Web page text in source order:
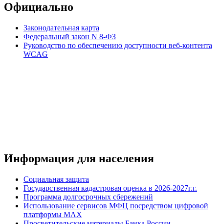
Официально
Законодательная карта
Федеральный закон N 8-ФЗ
Руководство по обеспечению доступности веб-контента
WCAG
Информация для населения
Социальная защита
Государственная кадастровая оценка в 2026-2027г.г.
Программа долгосрочных сбережений
Использование сервисов МФЦ посредством цифровой
платформы MAX